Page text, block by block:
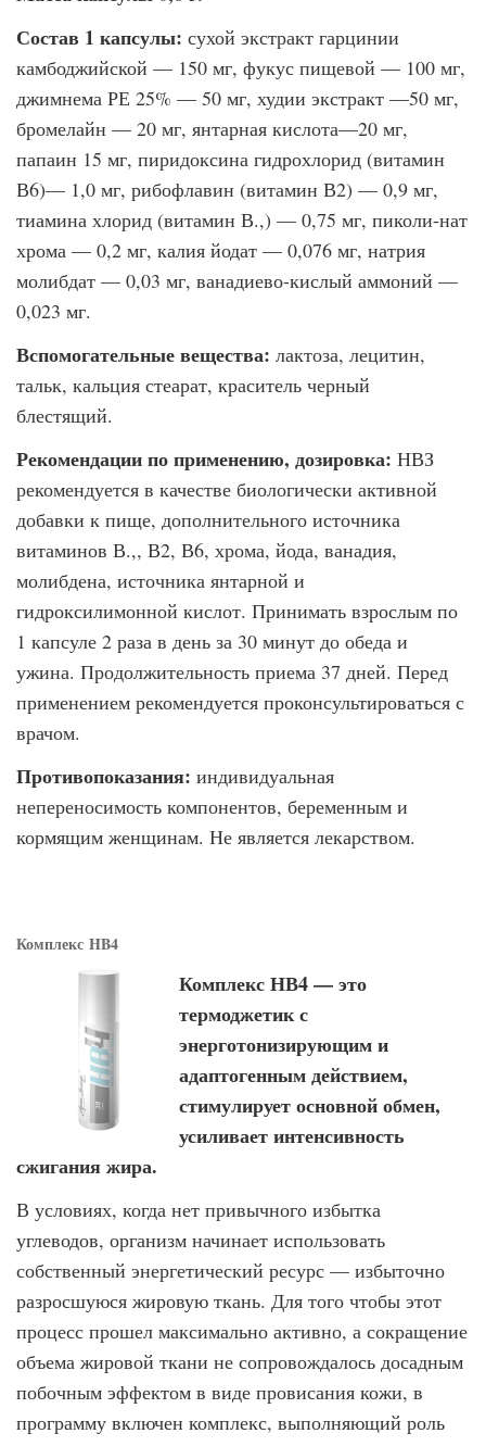
Состав 1 капсулы: сухой экстракт гарцинии
камбоджийской — 150 мг, фукус пище­вой — 100 мг,
джимнема РЕ 25% — 50 мг, худии экстракт —50 мг,
бромелайн — 20 мг, янтарная кислота—20 мг,
папаин 15 мг, пиридоксина гидрохлорид (витамин
В6)— 1,0 мг, рибофлавин (витамин В2) — 0,9 мг,
тиамина хлорид (витамин В.,) — 0,75 мг, пиколи-нат
хрома — 0,2 мг, калия йодат — 0,076 мг, натрия
молибдат — 0,03 мг, ванадиево-кислый аммоний —
0,023 мг.
Вспомогательные вещества: лактоза, лецитин,
тальк, кальция стеарат, краситель черный
блестящий.
Рекомендации по применению, дозировка: НВЗ
рекомендуется в качестве биоло­гически активной
добавки к пище, дополнительного источника
витаминов В.,, В2, В6, хрома, йода, ванадия,
молибдена, источника янтарной и
гидроксилимонной кислот. Принимать взрослым по
1 капсуле 2 раза в день за 30 минут до обеда и
ужина. Про­должительность приема 37 дней. Перед
применением рекомендуется проконсульти­роваться с
врачом.
Противопоказания: индивидуальная
непереносимость компонентов, беременным и
кормящим женщинам. Не является лекарством.
Комплекс HB4
Комплекс НВ4 — это
термоджетик с
энерготонизирующим и
адаптогенным действием,
стимулирует основной обмен,
усиливает интенсивность
сжигания жира.
В условиях, когда нет привычного избытка
углеводов, организм начинает исполь­зовать
собственный энергетический ресурс — избыточно
разросшуюся жировую ткань. Для того чтобы этот
процесс прошел максимально активно, а сокраще­ние
объема жировой ткани не сопровождалось досадным
побочным эффектом в виде провисания кожи, в
программу включен комплекс, выполняющий роль